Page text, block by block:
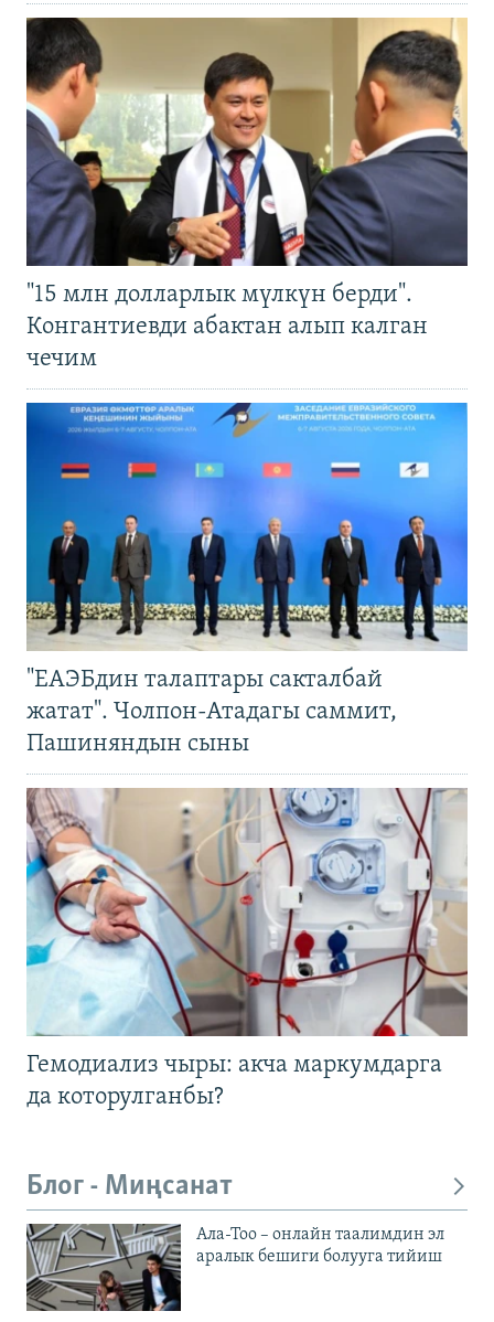
"15 млн долларлык мүлкүн берди".
Конгантиевди абактан алып калган
чечим
"ЕАЭБдин талаптары сакталбай
жатат". Чолпон-Атадагы саммит,
Пашиняндын сыны
Гемодиализ чыры: акча маркумдарга
да которулганбы?
Блог - Миңсанат
Ала-Тоо – онлайн таалимдин эл
аралык бешиги болууга тийиш